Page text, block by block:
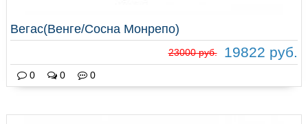
Вегас(Венге/Сосна Монрепо)
23000 руб. 19822 руб.
0 0 0